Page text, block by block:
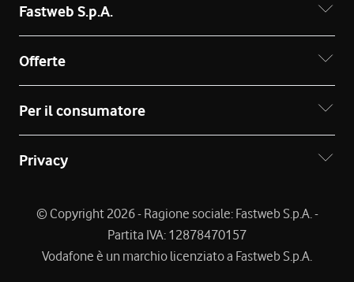
Fastweb S.p.A.
Offerte
Per il consumatore
Privacy
© Copyright 2026 - Ragione sociale: Fastweb S.p.A. -
Partita IVA: 12878470157
Vodafone è un marchio licenziato a Fastweb S.p.A.